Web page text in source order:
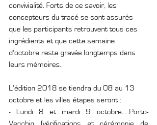
convivialité. Forts de ce savoir, les
concepteurs du tracé se sont assurés
que les participants retrouvent tous ces
ingrédients et que cette semaine
d'octobre reste gravée longtemps dans
leurs mémoires.
L'édition 2018 se tiendra du 08 au 13
octobre et les villes étapes seront :
- Lundi 8 et mardi 9 octobre.....Porto-